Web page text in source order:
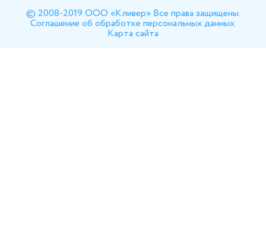
© 2008-2019 ООО «Кливер» Все права защищены.
Соглашение об обработке персональных данных.
Карта сайта